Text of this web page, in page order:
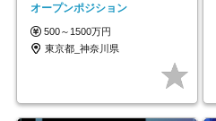
オープンポジション
500～1500万円
東京都_神奈川県